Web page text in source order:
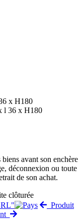
x H180
l 36 x H180
avant son enchère
déconnexion ou toute
de son achat.
clôturée
Produit